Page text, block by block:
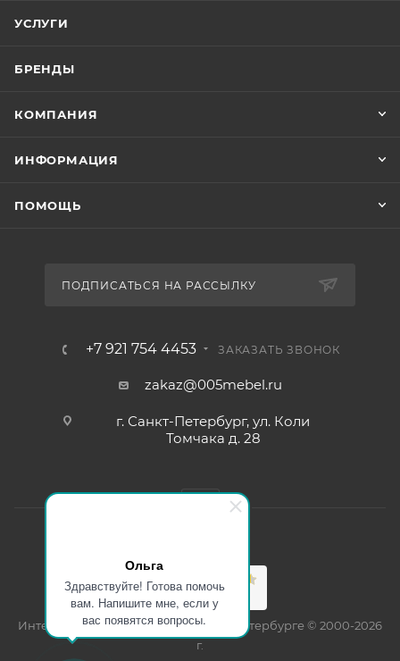
Ольга
Здравствуйте! Готова помочь
вам. Напишите мне, если у
вас появятся вопросы.
УСЛУГИ
БРЕНДЫ
КОМПАНИЯ
ИНФОРМАЦИЯ
ПОМОЩЬ
ПОДПИСАТЬСЯ НА РАССЫЛКУ
+7 921 754 4453 ЗАКАЗАТЬ ЗВОНОК
zakaz@005mebel.ru
г. Санкт-Петербург, ул. Коли
Томчака д. 28
Интернет магазин мебели в Санкт-Петербурге © 2000-2026
г.